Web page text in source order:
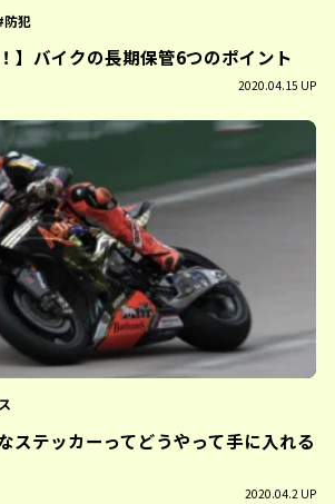
防犯
】バイクの長期保管6つのポイント
2020.04.15 UP
ステッカーってどうやって手に入れる
2020.04.2 UP